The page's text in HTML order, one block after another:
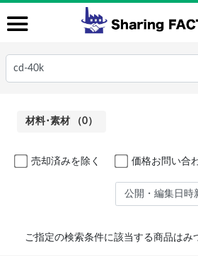
材料･素材 （0）
売却済みを除く 価格お問い合
ご指定の検索条件に該当する商品はみ